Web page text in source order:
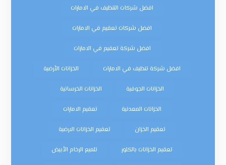
افضل شركات التنظيف في الامارات
افضل شركات تعقيم في الامارات
افضل شركة تعقيم في الامارات
افضل شركة تنظيف في الامارات الخزانات الأرضية
الخزانات الجوفية الخزانات الخرسانية
الخزانات المعدنية تعقيم الامارات
تعقيم الخزان تعقيم الخزانات الارضية
تعقيم الخزانات بالكلور تلميع الرخام الأبيض